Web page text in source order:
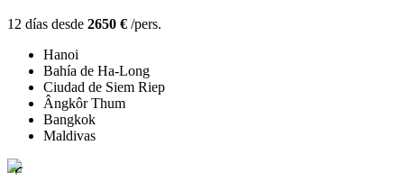
12 días desde 2650 € /pers.
Hanoi
Bahía de Ha-Long
Ciudad de Siem Riep
Ângkôr Thum
Bangkok
Maldivas